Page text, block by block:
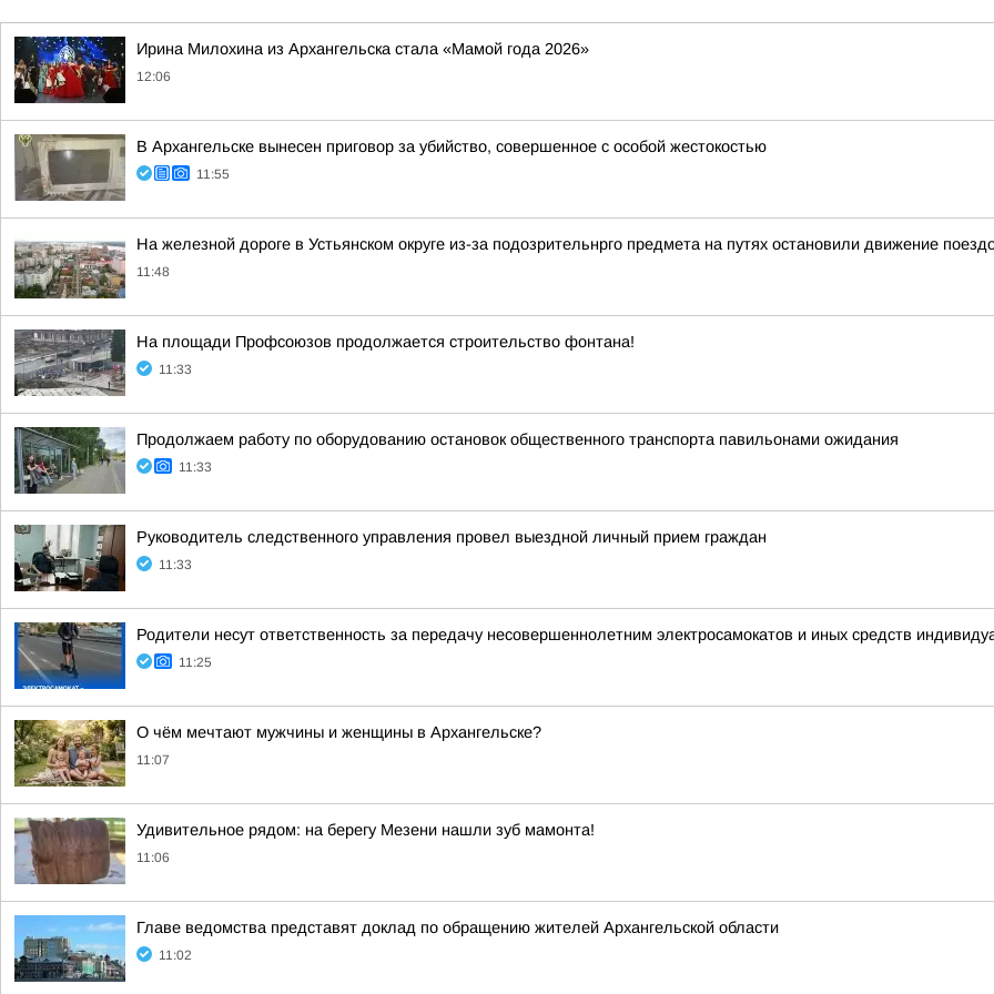
Ирина Милохина из Архангельска стала «Мамой года 2026»
12:06
В Архангельске вынесен приговор за убийство, совершенное с особой жестокостью
11:55
На железной дороге в Устьянском округе из-за подозрительнрго предмета на путях остановили движение
11:48
На площади Профсоюзов продолжается строительство фонтана!
11:33
Продолжаем работу по оборудованию остановок общественного транспорта павильонами ожидания
11:33
Руководитель следственного управления провел выездной личный прием граждан
11:33
Родители несут ответственность за передачу несовершеннолетним электросамокатов и иных средств
11:25
О чём мечтают мужчины и женщины в Архангельске?
11:07
Удивительное рядом: на берегу Мезени нашли зуб мамонта!
11:06
Главе ведомства представят доклад по обращению жителей Архангельской области
11:02